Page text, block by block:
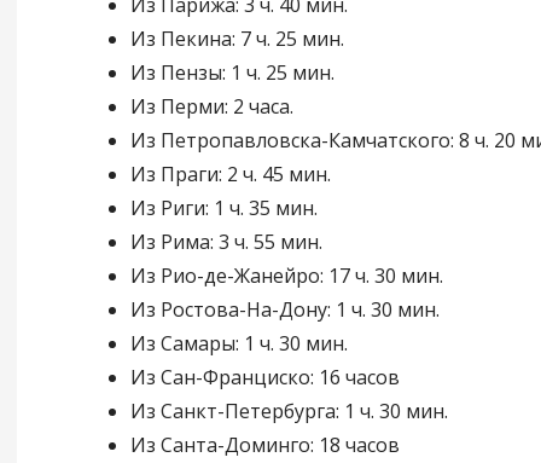
Из Парижа: 3 ч. 40 мин.
Из Пекина: 7 ч. 25 мин.
Из Пензы: 1 ч. 25 мин.
Из Перми: 2 часа.
Из Петропавловска-Камчатского: 8 ч. 20
Из Праги: 2 ч. 45 мин.
Из Риги: 1 ч. 35 мин.
Из Рима: 3 ч. 55 мин.
Из Рио-де-Жанейро: 17 ч. 30 мин.
Из Ростова-На-Дону: 1 ч. 30 мин.
Из Самары: 1 ч. 30 мин.
Из Сан-Франциско: 16 часов
Из Санкт-Петербурга: 1 ч. 30 мин.
Из Санта-Доминго: 18 часов